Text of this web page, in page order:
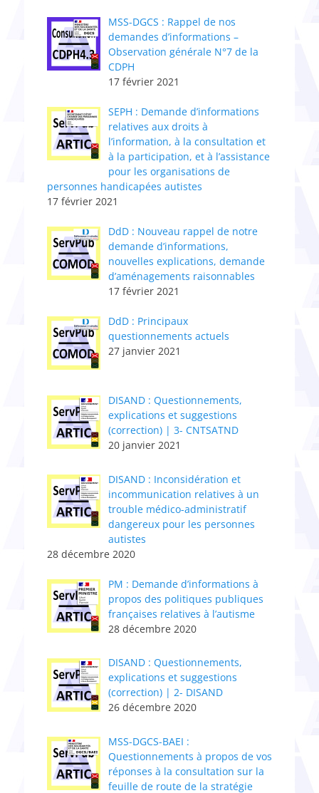
MSS-DGCS : Rappel de nos
demandes d’informations –
Observation générale N°7 de la
CDPH
17 février 2021
SEPH : Demande d’informations
relatives aux droits à
l’information, à la consultation et
à la participation, et à l’assistance
pour les organisations de
personnes handicapées autistes
17 février 2021
DdD : Nouveau rappel de notre
demande d’informations,
nouvelles explications, demande
d’aménagements raisonnables
17 février 2021
DdD : Principaux
questionnements actuels
27 janvier 2021
DISAND : Questionnements,
explications et suggestions
(correction) | 3- CNTSATND
20 janvier 2021
DISAND : Inconsidération et
incommunication relatives à un
trouble médico-administratif
dangereux pour les personnes
autistes
28 décembre 2020
PM : Demande d’informations à
propos des politiques publiques
françaises relatives à l’autisme
28 décembre 2020
DISAND : Questionnements,
explications et suggestions
(correction) | 2- DISAND
26 décembre 2020
MSS-DGCS-BAEI :
Questionnements à propos de vos
réponses à la consultation sur la
feuille de route de la stratégie